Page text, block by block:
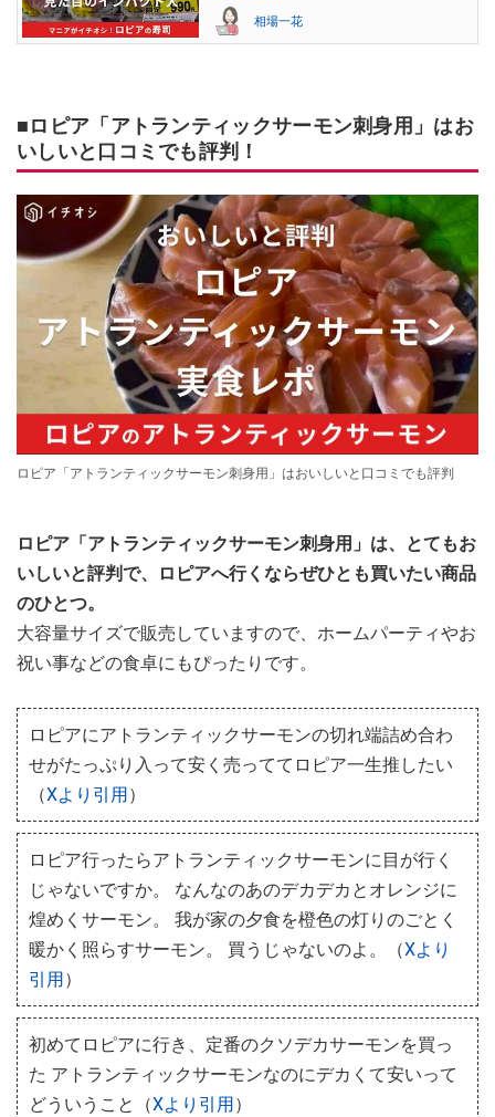
相場一花
■ロピア「アトランティックサーモン刺身用」はお
いしいと口コミでも評判！
ロピア「アトランティックサーモン刺身用」はおいしいと口コミでも評判
ロピア「アトランティックサーモン刺身用」は、とてもお
いしいと評判で、ロピアへ行くならぜひとも買いたい商品
のひとつ。
大容量サイズで販売していますので、ホームパーティやお
祝い事などの食卓にもぴったりです。
ロピアにアトランティックサーモンの切れ端詰め合わ
せがたっぷり入って安く売っててロピア一生推したい
（Xより引用）
ロピア行ったらアトランティックサーモンに目が行く
じゃないですか。 なんなのあのデカデカとオレンジに
煌めくサーモン。 我が家の夕食を橙色の灯りのごとく
暖かく照らすサーモン。 買うじゃないのよ。（Xより
引用）
初めてロピアに行き、定番のクソデカサーモンを買っ
た アトランティックサーモンなのにデカくて安いって
どういうこと（Xより引用）